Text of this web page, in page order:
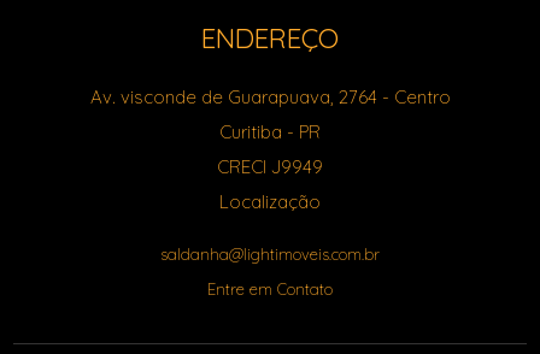
ENDEREÇO
Av. visconde de Guarapuava, 2764- Centro
Curitiba - PR
CRECI J9949
Localização
saldanha@lightimoveis.com.br
Entre em Contato